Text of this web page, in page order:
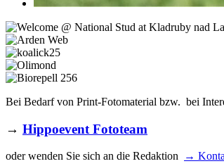
Bei Bedarf von Print-Fotomaterial bzw. bei
→ Hippoevent Fototeam
oder wenden Sie sich an die Redaktion →